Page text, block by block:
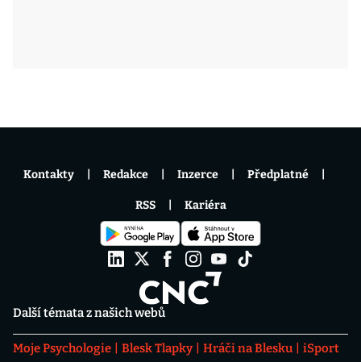
Další témata z našich webů
Moje Psychologie Blesk Tlapky Hráči na Blesku
iSport
Kontakty Redakce Inzerce Předplatné
RSS Kariéra